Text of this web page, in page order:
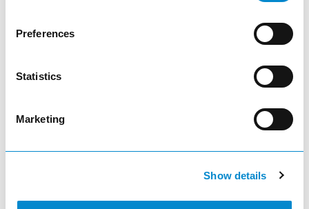
Preferences
Statistics
Marketing
Show details
Édition spéciale limitée – Chariot d'atelier
Chariots d'ateliers Workman PRO